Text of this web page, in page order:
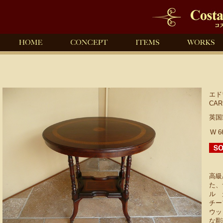
エ
英
W
高
た
ル
チ
ウ
な